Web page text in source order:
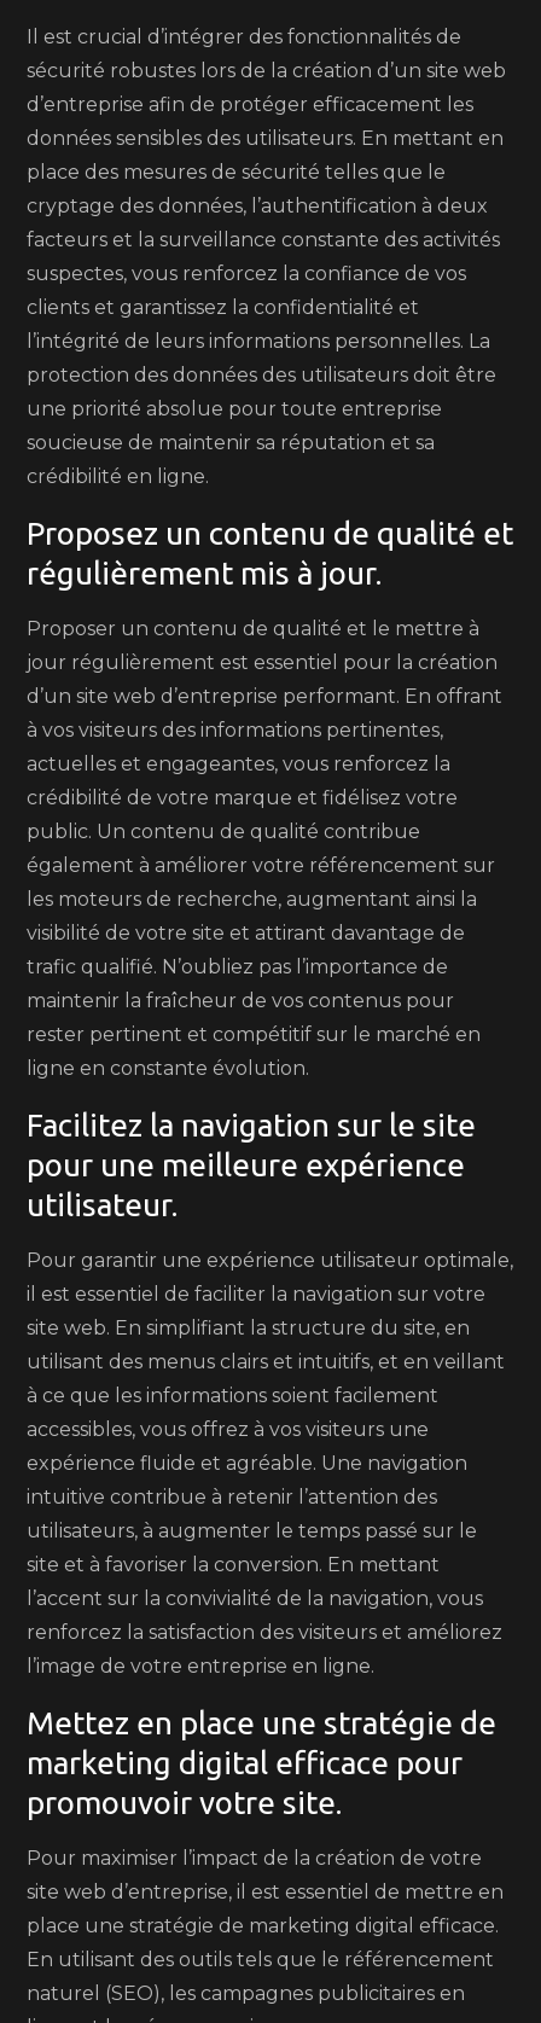
Il est crucial d’intégrer des fonctionnalités de
sécurité robustes lors de la création d’un site web
d’entreprise afin de protéger efficacement les
données sensibles des utilisateurs. En mettant en
place des mesures de sécurité telles que le
cryptage des données, l’authentification à deux
facteurs et la surveillance constante des activités
suspectes, vous renforcez la confiance de vos
clients et garantissez la confidentialité et
l’intégrité de leurs informations personnelles. La
protection des données des utilisateurs doit être
une priorité absolue pour toute entreprise
soucieuse de maintenir sa réputation et sa
crédibilité en ligne.
Proposez un contenu de qualité et
régulièrement mis à jour.
Proposer un contenu de qualité et le mettre à
jour régulièrement est essentiel pour la création
d’un site web d’entreprise performant. En offrant
à vos visiteurs des informations pertinentes,
actuelles et engageantes, vous renforcez la
crédibilité de votre marque et fidélisez votre
public. Un contenu de qualité contribue
également à améliorer votre référencement sur
les moteurs de recherche, augmentant ainsi la
visibilité de votre site et attirant davantage de
trafic qualifié. N’oubliez pas l’importance de
maintenir la fraîcheur de vos contenus pour
rester pertinent et compétitif sur le marché en
ligne en constante évolution.
Facilitez la navigation sur le site
pour une meilleure expérience
utilisateur.
Pour garantir une expérience utilisateur optimale,
il est essentiel de faciliter la navigation sur votre
site web. En simplifiant la structure du site, en
utilisant des menus clairs et intuitifs, et en veillant
à ce que les informations soient facilement
accessibles, vous offrez à vos visiteurs une
expérience fluide et agréable. Une navigation
intuitive contribue à retenir l’attention des
utilisateurs, à augmenter le temps passé sur le
site et à favoriser la conversion. En mettant
l’accent sur la convivialité de la navigation, vous
renforcez la satisfaction des visiteurs et améliorez
l’image de votre entreprise en ligne.
Mettez en place une stratégie de
marketing digital efficace pour
promouvoir votre site.
Pour maximiser l’impact de la création de votre
site web d’entreprise, il est essentiel de mettre en
place une stratégie de marketing digital efficace.
En utilisant des outils tels que le référencement
naturel (SEO), les campagnes publicitaires en